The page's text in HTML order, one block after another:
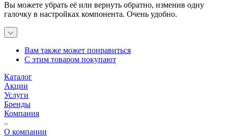
Вы можете убрать её или вернуть обратно, изменив одну
галочку в настройках компонента. Очень удобно.
Вам также может понравиться
С этим товаром покупают
Каталог
Акции
Услуги
Бренды
Компания
О компании